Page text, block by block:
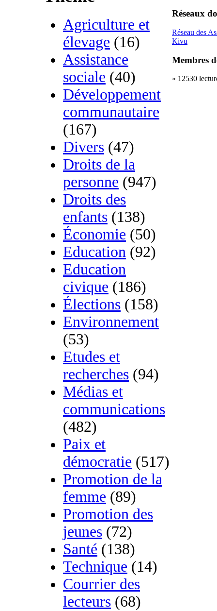
Agriculture et
élevage (16)
Assistance
sociale (40)
Développement
communautaire
(167)
Divers (47)
Droits de la
personne (947)
Droits des
enfants (138)
Économie (50)
Education (92)
Education
civique (186)
Élections (158)
Environnement
(53)
Etudes et
recherches (94)
Médias et
communications
(482)
Paix et
démocratie (517)
Promotion de la
femme (89)
Promotion des
jeunes (72)
Santé (138)
Technique (14)
Courrier des
lecteurs (68)
Réseaux
Réseau des
Kivu
Membres
» 12530